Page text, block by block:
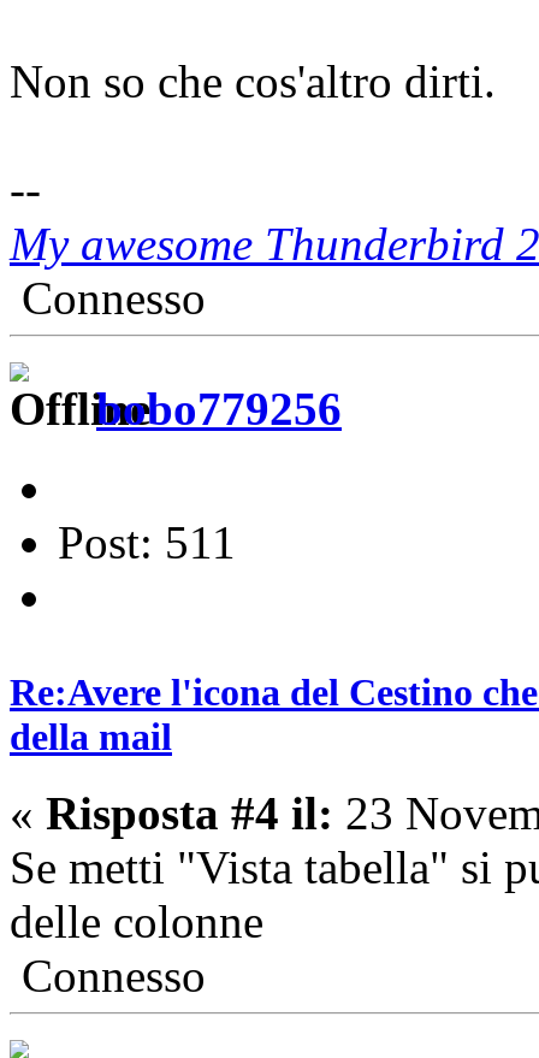
Non so che cos'altro dirti.
--
My awesome Thunderbird
Connesso
bobo779256
Post: 511
Re:Avere l'icona del Cestino
della mail
« Risposta #4 il: 23
Se metti "Vista tabella" si
delle colonne
Connesso